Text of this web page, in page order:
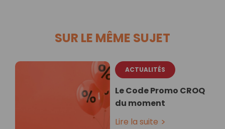
SUR LE MÊME SUJET
ACTUALITÉS
Le Code Promo CROQ
du moment
Lire la suite